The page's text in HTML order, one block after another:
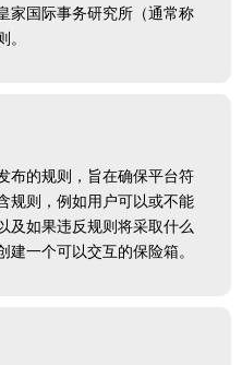
家国际事务研究所（通常称
布的规则，旨在确保平台符
规则，例如用户可以或不能
及如果违反规则将采取什么
一个可以交互的保险箱。